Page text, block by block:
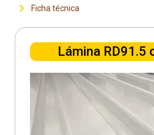
Ficha técnica
Lámina RD91.5